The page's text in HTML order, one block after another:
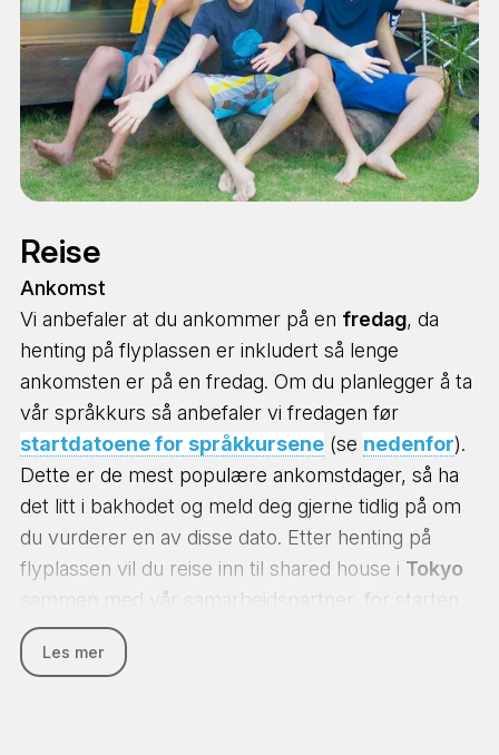
Japan har absolutt levd opp til
forventningene. Det er et utrolig
nydelig land og jeg har fått sett så
mye forskjellig rare og fantastiske
Mathias Work & Travel Japan
fokuserer spesifikt på å få utenlandske
statsborgere ut i arbeid. På dette møtet finner dere
ut hva slags jobb som vil passe deg best med
tanke på hvilke ønsker og erfaringer du har.
Vanlige jobber å få i Japan er:
Engelsktalende barnehager eller som barnepike
I butikk (krever gode språkferigheter)
Hotell og resort
Fabrikkarbeid
Engelsklærer
Språkcafé
Renholder
Farm Placement
Dette er programmet for deg som vil være godt
forberedt og være sikret jobb før avreise fra
avreise for arbeid på et japansk gårdsbruk, der du
virkelig vil lære japansk kultur å kjenne. Vi har
Reise
Ankomst
Vi anbefaler at du ankommer på en fredag, da
henting på flyplassen er inkludert så lenge
ankomsten er på en fredag. Om du planlegger å ta
vår språkkurs så anbefaler vi fredagen før
startdatoene for språkkursene (se nedenfor).
Dette er de mest populære ankomstdager, så ha
det litt i bakhodet og meld deg gjerne tidlig på om
du vurderer en av disse dato. Etter henting på
flyplassen vil du reise inn til shared house i Tokyo
sammen med vår samarbeidspartner, for starten
av ditt japanske eventyr! Om du ankommer en
annen dag enn fredag så vil vi sende deg veiledning
Les mer